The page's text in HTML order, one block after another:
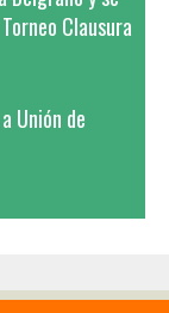
Clausura
Unión de